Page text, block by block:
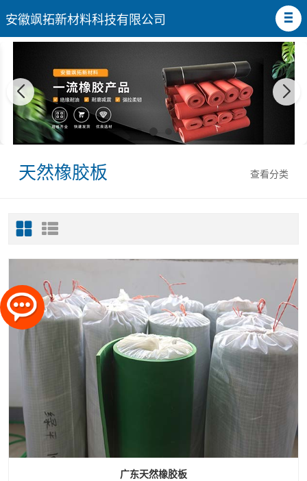
安徽飒拓新材料科技有限公司
查看分类
天然橡胶板
广东天然橡胶板